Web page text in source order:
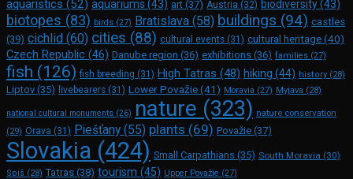
aquaristics (52) aquariums (43) art (37) Austria (32) biodiversity(43)
biotopes (83) birds (27) Bratislava (58) buildings (94) castles
(39) cichlid (60) cities (88) cultural events (31) cultural heritage (40)
Czech Republic (46) Danube region (36) exhibitions (36) families (27)
fish (126) fish breeding (31) High Tatras (48) hiking (44) history (28)
Liptov (35) livebearers (31) Lower Považie(41) Moravia (27) Myjava (28)
national cultural monuments (26) nature (323) nature conservation
(29) Orava (31) Piešťany (55) plants (69) Považie (37)
Slovakia (424) Small Carpathians (35) South Moravia (30)
Spiš (28) Tatras (38) tourism (45) Upper Považie (27)